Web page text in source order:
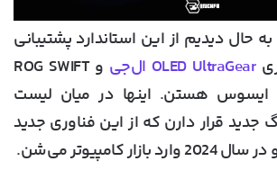
به حال دیدیم از این استاندارد پشتیبانی
OLED UltraGear ال‌جی
و ROG SWIFT
PG32UCDP OLED ایسوس هستن. اینها در میان لیست
جدید قرار دارن که از این فناوری جدید
کامپیوتر می‌شن.